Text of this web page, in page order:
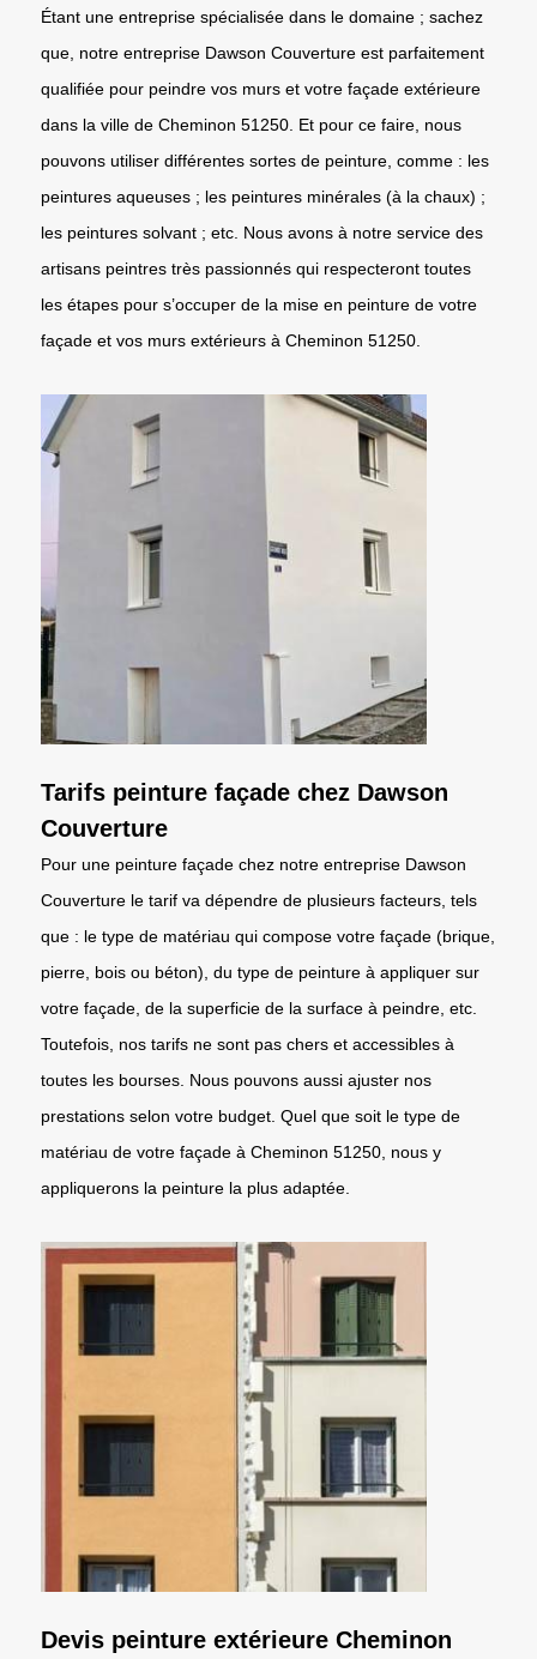
Étant une entreprise spécialisée dans le domaine ; sachez
que, notre entreprise Dawson Couverture est parfaitement
qualifiée pour peindre vos murs et votre façade extérieure
dans la ville de Cheminon 51250. Et pour ce faire, nous
pouvons utiliser différentes sortes de peinture, comme : les
peintures aqueuses ; les peintures minérales (à la chaux) ;
les peintures solvant ; etc. Nous avons à notre service des
artisans peintres très passionnés qui respecteront toutes
les étapes pour s’occuper de la mise en peinture de votre
façade et vos murs extérieurs à Cheminon 51250.
Tarifs peinture façade chez Dawson
Couverture
Pour une peinture façade chez notre entreprise Dawson
Couverture le tarif va dépendre de plusieurs facteurs, tels
que : le type de matériau qui compose votre façade (brique,
pierre, bois ou béton), du type de peinture à appliquer sur
votre façade, de la superficie de la surface à peindre, etc.
Toutefois, nos tarifs ne sont pas chers et accessibles à
toutes les bourses. Nous pouvons aussi ajuster nos
prestations selon votre budget. Quel que soit le type de
matériau de votre façade à Cheminon 51250, nous y
appliquerons la peinture la plus adaptée.
Devis peinture extérieure Cheminon